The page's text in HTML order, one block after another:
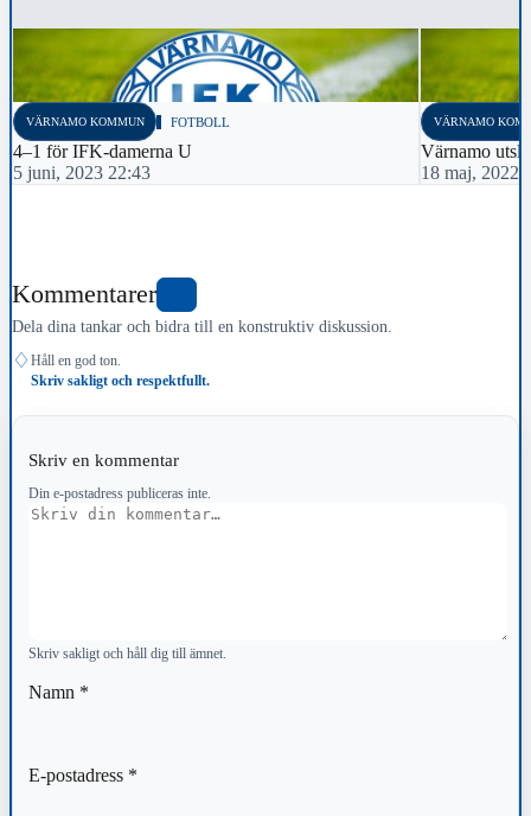
VÄRNAMO KOMMUN FOTBOLL
4–1 för IFK-damerna U
5 juni, 2023 22:43
VÄRNAMO
Värnamo
18 maj, 2022
Kommentarer
Dela dina tankar och bidra till en konstruktiv diskussion.
♢ Håll en god ton.
Skriv sakligt och respektfullt.
Skriv en kommentar
Din e-postadress publiceras inte.
Kommentar
Skriv sakligt och håll dig till ämnet.
Namn *
E-postadress *